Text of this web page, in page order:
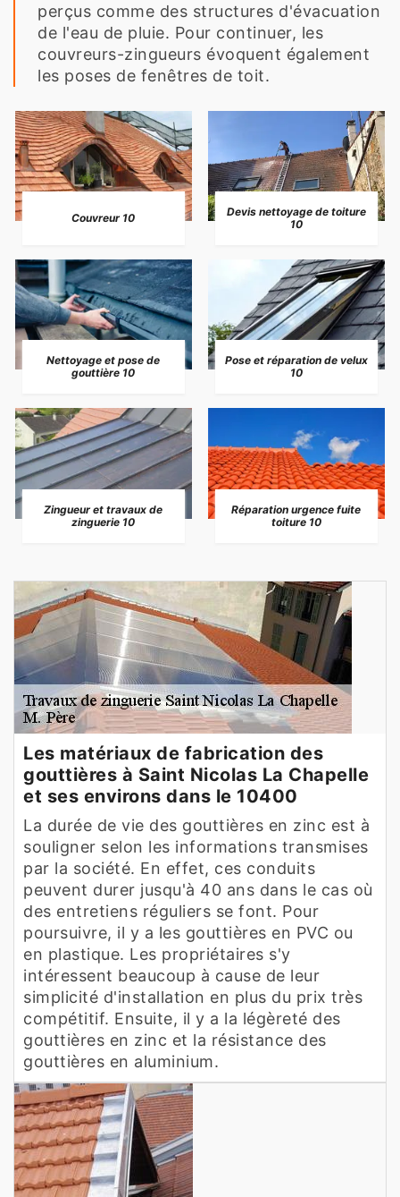
perçus comme des structures d'évacuation
de l'eau de pluie. Pour continuer, les
couvreurs-zingueurs évoquent également
les poses de fenêtres de toit.
Couvreur 10
Devis nettoyage de toiture
10
Nettoyage et pose de
gouttière 10
Pose et réparation de velux
10
Zingueur et travaux de
zinguerie 10
Réparation urgence fuite
toiture 10
Les matériaux de fabrication des
gouttières à Saint Nicolas La Chapelle
et ses environs dans le 10400
La durée de vie des gouttières en zinc est à
souligner selon les informations transmises
par la société. En effet, ces conduits
peuvent durer jusqu'à 40 ans dans le cas où
des entretiens réguliers se font. Pour
poursuivre, il y a les gouttières en PVC ou
en plastique. Les propriétaires s'y
intéressent beaucoup à cause de leur
simplicité d'installation en plus du prix très
compétitif. Ensuite, il y a la légèreté des
gouttières en zinc et la résistance des
gouttières en aluminium.